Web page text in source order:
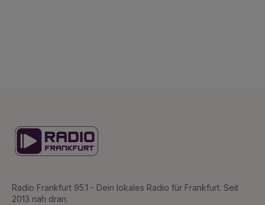
Radio Frankfurt 95.1 - Dein lokales Radio für Frankfurt. Seit
2013 nah dran.